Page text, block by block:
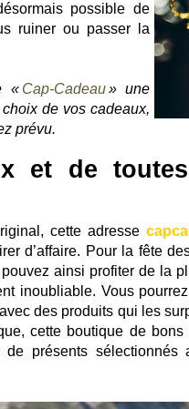
possible de
ruiner ou passer la
« Cap-Cadeau» une
de vos cadeaux,
prévu.
et de
cette adresse
d’affaire. Pour la fête
ainsi profiter de la
inoubliable. Vous
des produits qui les
cette boutique de
présents sélectionnés